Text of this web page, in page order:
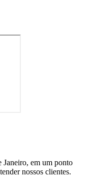
Janeiro, em um ponto
nossos clientes.